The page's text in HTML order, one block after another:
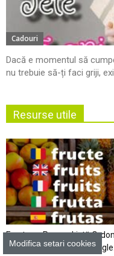
Cadouri
Dacă e momentul să
nu trebuie să-ți faci griji,
Resurse utile
Fructe cu Poze – Listă
Alfabetic şi Tradusă în
Modifica setari cookies